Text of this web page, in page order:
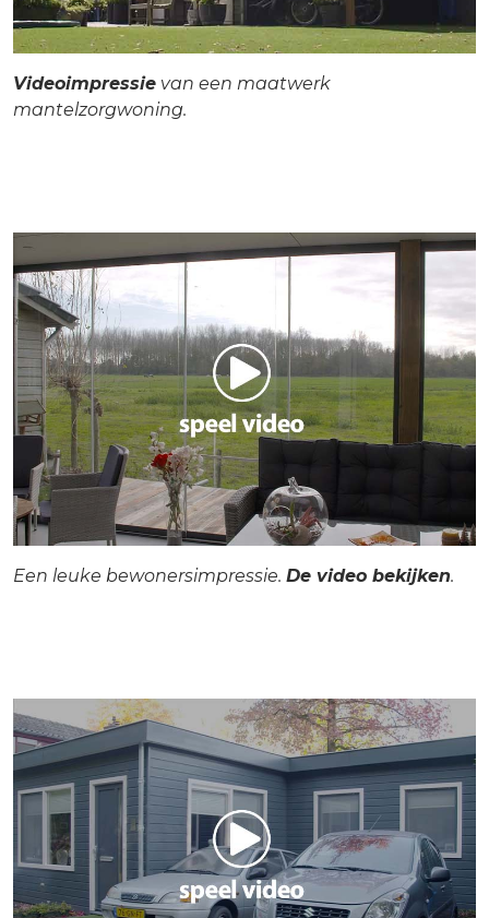
Videoimpressie van een maatwerk
mantelzorgwoning.
Een leuke bewonersimpressie. De video bekijken.